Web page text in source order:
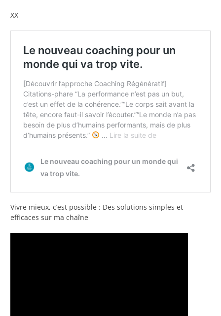
XX
Vivre mieux, c’est possible : Des solutions simples et
efficaces sur ma chaîne